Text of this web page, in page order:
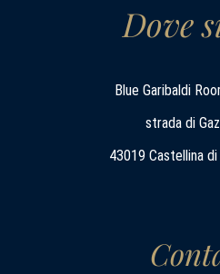
Dove
Blue Garibaldi
strada di
43019 Castellina